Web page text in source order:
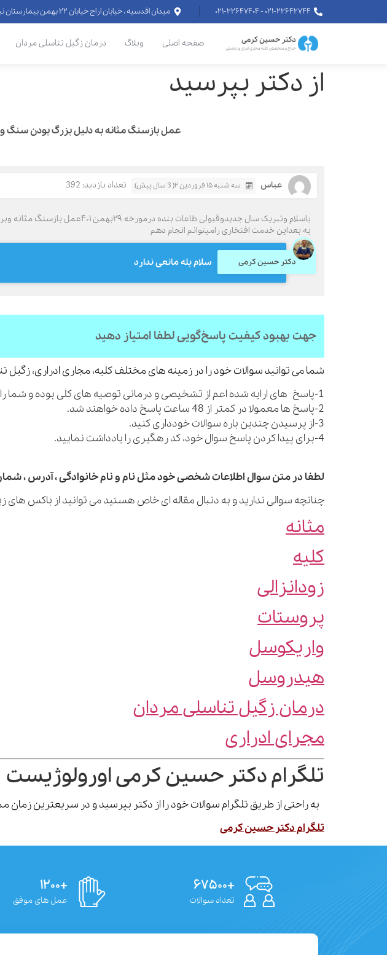
۰۲۱-۲۲۶۴۲۷۴۴ - ۰۲۱-۲۲۶۴۷۴۰۴ میدان اقدسیه ، خیابان اراج خیابان ۲۲ بهمن بیمارستان نیکان
صفحه اصلی وبلاگ درمان زگیل تناسلی مردان
از دکتر بپرسید
عمل بازسنگ مثانه به دلیل بزرگ بودن سنگ وبرداشتن
عباس سه شنبه ۱۵ فروردین ۲( 3 سال پیش) تعداد بازدید: 392
باسلام وتبریک سال جدیدوقبولی
به بعداین خدمت افتخاری رامیتوانم انجام دهم
دکتر حسین کرمی سلام بله مانعی ندارد
جهت بهبود کیفیت پاسخ‌گویی لطفا امتیاز دهید
شما می توانید سوالات خود را در زمینه های مختلف کلیه، مجاری ادراری،
1-پاسخ های ارایه شده اعم از تشخیصی و درمانی توصیه های کلی بوده و شما را از مراجعه به پزشک بی نیاز نمی کنند.
2-پاسخ ها معمولا در کمتر از 48 ساعت پاسخ داده خواهند شد.
3-از پرسیدن چندین باره سوالات خودداری کنید.
4-برای پیدا کردن پاسخ سوال خود، کد رهگیری را یادداشت نمایید.
لطفا در متن سوال اطلاعات شخصی خود مثل نام و نام خانوادگی ، آدرس ،
چنانچه سوالی ندارید و به دنبال مقاله ای خاص هستید می توانید از باکس های
مثانه
کلیه
زودانزالی
پروستات
واریکوسل
هیدروسل
درمان زگیل تناسلی مردان
مجرای ادراری
تلگرام دکتر حسین کرمی اورولوژیست
به راحتی از طریق تلگرام سوالات خود را از دکتر بپرسید و در سریعترین
تلگرام دکتر حسین کرمی
+۶۷۵۰۰
تعداد سوالات
+۱۲۰۰
عمل های موفق